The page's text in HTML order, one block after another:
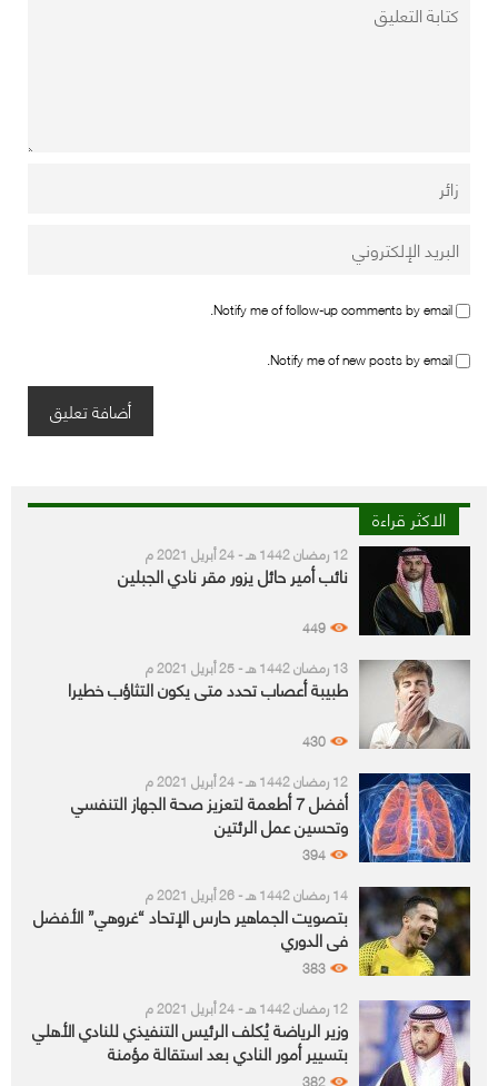
Notify me of follow-up comments by email.
Notify me of new posts by email.
الاكثر قراءة
12 رمضان 1442 هـ - 24 أبريل 2021 م
نائب أمير حائل يزور مقر نادي الجبلين
449
13 رمضان 1442 هـ - 25 أبريل 2021 م
طبيبة أعصاب تحدد متى يكون التثاؤب خطيرا
430
12 رمضان 1442 هـ - 24 أبريل 2021 م
أفضل 7 أطعمة لتعزيز صحة الجهاز التنفسي
وتحسين عمل الرئتين
394
14 رمضان 1442 هـ - 26 أبريل 2021 م
بتصويت الجماهير حارس الإتحاد “غروهي” الأفضل
في الدوري
383
12 رمضان 1442 هـ - 24 أبريل 2021 م
وزير الرياضة يُكلف الرئيس التنفيذي للنادي الأهلي
بتسيير أمور النادي بعد استقالة مؤمنة